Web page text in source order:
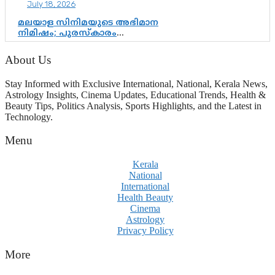
July 18, 2026
മലയാള സിനിമയുടെ അഭിമാന
നിമിഷം; പുരസ്‌കാരം
ആഘോഷമാകട്ടെ, മികവ് ശീലമാകട്ടെ
About Us
Stay Informed with Exclusive International, National, Kerala News,
Astrology Insights, Cinema Updates, Educational Trends, Health &
Beauty Tips, Politics Analysis, Sports Highlights, and the Latest in
Technology.
Menu
Kerala
National
International
Health Beauty
Cinema
Astrology
Privacy Policy
More